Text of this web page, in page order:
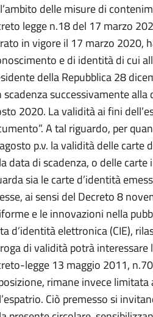
delle misure di
legge n.18 del 17 marzo
in vigore il 17 marzo 2020,
e di identità di cui
della Repubblica 28
scadenza successivamente
2020. La validità ai fini
A tal riguardo, per
p.v. la validità delle carte
data di scadenza, o delle
sia le carte d’identità
ai sensi del Decreto 8
e le innovazioni nella
d’identità elettronica (CIE),
di validità potrà interessare
legge 13 maggio 2011,
rimane invece
Ciò premesso si